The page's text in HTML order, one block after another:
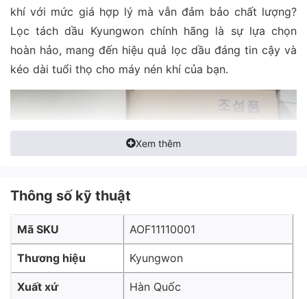
khí với mức giá hợp lý mà vẫn đảm bảo chất lượng?
Lọc tách dầu Kyungwon chính hãng là sự lựa chọn
hoàn hảo, mang đến hiệu quả lọc dầu đáng tin cậy và
kéo dài tuổi thọ cho máy nén khí của bạn.
Xem thêm
Thông số kỹ thuật
Mã SKU AOF11110001
Thương hiệu Kyungwon
Xuất xứ Hàn Quốc